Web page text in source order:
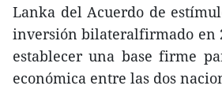
Lanka del Acuerdo de
inversión bilateralfirmado en
establecer una base firme
económica entre las dos